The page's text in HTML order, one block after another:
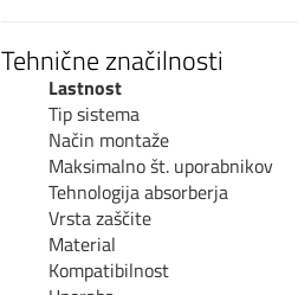
Tehnične značilnosti
Lastnost
Tip sistema
Način montaže
Maksimalno št. uporabnikov
Tehnologija absorberja
Vrsta zaščite
Material
Kompatibilnost